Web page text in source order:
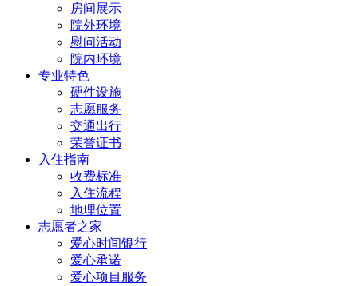
房间展示
院外环境
慰问活动
院内环境
专业特色
硬件设施
志愿服务
交通出行
荣誉证书
入住指南
收费标准
入住流程
地理位置
志愿者之家
爱心时间银行
爱心承诺
爱心项目服务